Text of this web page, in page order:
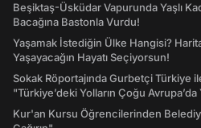
Beşiktaş-Üsküdar Vapurunda Yaşlı
Bacağına Bastonla Vurdu!
Yaşamak İstediğin Ülke Hangisi?
Yaşayacağın Hayatı Seçiyorsun!
Sokak Röportajında Gurbetçi Türkiye
"Türkiye’deki Yolların Çoğu Avrupa’da
Kur'an Kursu Öğrencilerinden